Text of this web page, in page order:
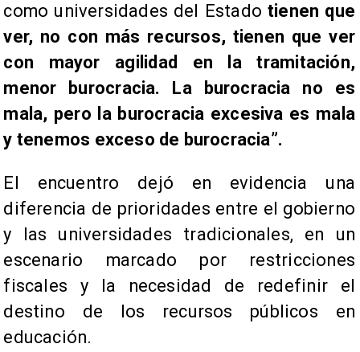
como universidades del Estadotienen que
ver, no con más recursos, tienen que ver
con mayor agilidad en la tramitación,
menor burocracia. La burocracia no es
mala, pero la burocracia excesiva es mala
y tenemos exceso de burocracia”.
El encuentro dejó en evidencia una
diferencia de prioridades entre el gobierno
y las universidades tradicionales, en un
escenario marcado por restricciones
fiscales y la necesidad de redefinir el
destino de los recursos públicos en
educación.